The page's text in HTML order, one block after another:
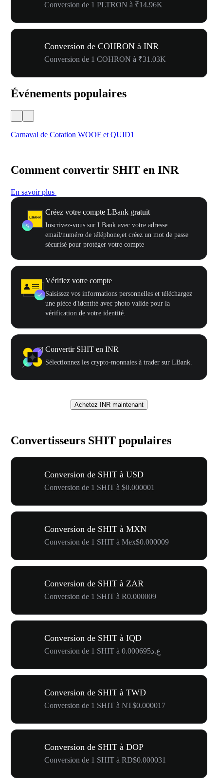
Conversion de 1 PLTRON à ₹14.96K
Conversion de COHRON à INR
Conversion de 1 COHRON à ₹31.03K
Événements populaires
Carnaval de Cotation WOOF et QUID1
Comment convertir SHIT en INR
En savoir plus
Créez votre compte LBank gratuit
Inscrivez-vous sur LBank avec votre adresse
email/numéro de téléphone,et créez un mot de passe
sécurisé pour protéger votre compte
Vérifiez votre compte
Saisissez vos informations personnelles et téléchargez
une pièce d'identité avec photo valide pour la
vérification de votre identité.
Convertir SHIT en INR
Sélectionnez les crypto-monnaies à trader sur LBank.
Achetez INR maintenant
Convertisseurs SHIT populaires
Conversion de SHIT à USD
Conversion de 1 SHIT à $0.000001
Conversion de SHIT à MXN
Conversion de 1 SHIT à Mex$0.000009
Conversion de SHIT à ZAR
Conversion de 1 SHIT à R0.000009
Conversion de SHIT à IQD
Conversion de 1 SHIT à ع.د0.000695
Conversion de SHIT à TWD
Conversion de 1 SHIT à NT$0.000017
Conversion de SHIT à DOP
Conversion de 1 SHIT à RD$0.000031